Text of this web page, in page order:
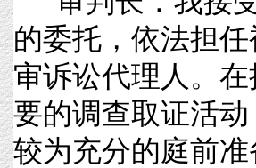
的委托，依法担
审诉讼代理人。
要的调查取证活
较为充分的庭前